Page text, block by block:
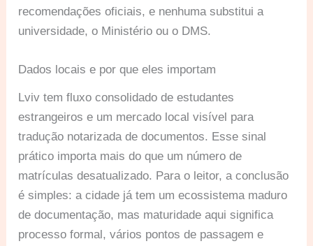
recomendações oficiais, e nenhuma substitui a
universidade, o Ministério ou o DMS.
Dados locais e por que eles importam
Lviv tem fluxo consolidado de estudantes
estrangeiros e um mercado local visível para
tradução notarizada de documentos. Esse sinal
prático importa mais do que um número de
matrículas desatualizado. Para o leitor, a conclusão
é simples: a cidade já tem um ecossistema maduro
de documentação, mas maturidade aqui significa
processo formal, vários pontos de passagem e